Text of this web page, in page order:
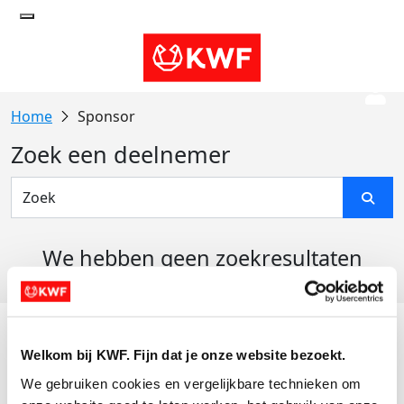
Welkom bij KWF. Fijn dat je onze website bezoekt.
We gebruiken cookies en vergelijkbare technieken om
Sponsor
Zoek een deelnemer
We hebben geen zoekresultaten
Actiematerialen
Evenementen